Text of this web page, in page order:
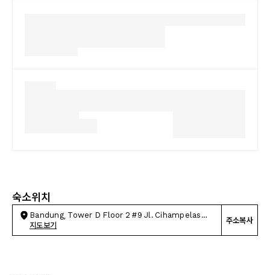
숙소위치
Bandung, Tower D Floor 2 #9 Jl. Cihampelas
No.10
지도보기
주소복사